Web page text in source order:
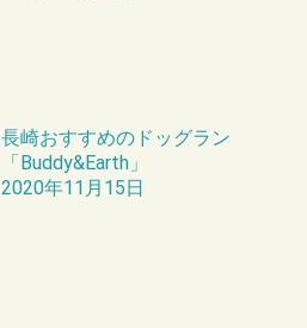
長崎おすすめのドッグラン
「Buddy&Earth」
2020年11月15日